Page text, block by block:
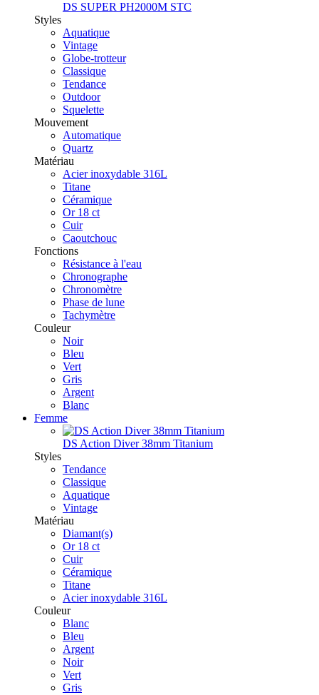
DS SUPER PH2000M STC
Styles
Aquatique
Vintage
Globe-trotteur
Classique
Tendance
Outdoor
Squelette
Mouvement
Automatique
Quartz
Matériau
Acier inoxydable 316L
Titane
Céramique
Or 18 ct
Cuir
Caoutchouc
Fonctions
Résistance à l'eau
Chronographe
Chronomètre
Phase de lune
Tachymètre
Couleur
Noir
Bleu
Vert
Gris
Argent
Blanc
Femme
DS Action Diver 38mm Titanium
Styles
Tendance
Classique
Aquatique
Vintage
Matériau
Diamant(s)
Or 18 ct
Cuir
Céramique
Titane
Acier inoxydable 316L
Couleur
Blanc
Bleu
Argent
Noir
Vert
Gris